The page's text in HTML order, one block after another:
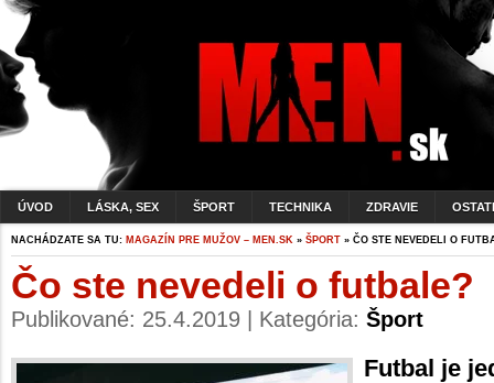
ÚVOD LÁSKA, SEX ŠPORT TECHNIKA ZDRAVIE
NACHÁDZATE SA TU: MAGAZÍN PRE MUŽOV – MEN.SK » ŠPORT » ČO STE NEVEDELI O
Čo ste nevedeli o futbale?
Publikované: 25.4.2019 | Kategória: Šport
Futbal je